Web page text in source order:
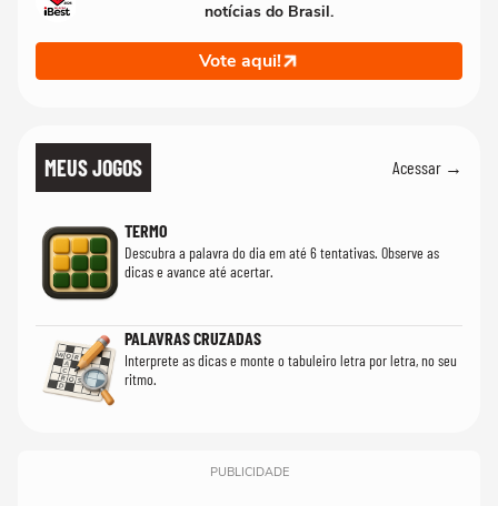
notícias do Brasil.
Vote aqui!
MEUS JOGOS Acessar →
TERMO
Descubra a palavra do dia em até 6 tentativas. Observe as
dicas e avance até acertar.
PALAVRAS CRUZADAS
Interprete as dicas e monte o tabuleiro letra por letra, no seu
ritmo.
PUBLICIDADE